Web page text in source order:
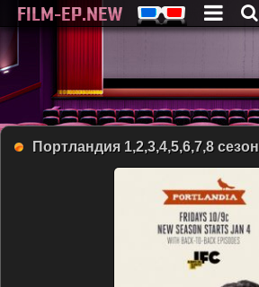
Портландия 1,2,3,4,5,6,7,8 сезон